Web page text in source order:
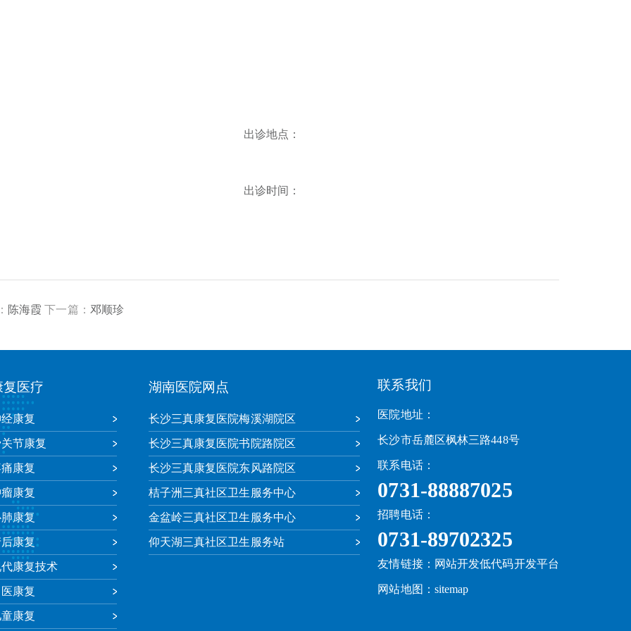
出诊地点：
出诊时间：
陈海霞 下一篇： 邓顺珍
复医疗
康复
节康复
康复
康复
康复
康复
康复技术
康复
康复
湖南医院网点
长沙三真康复医院梅溪湖院区
长沙三真康复医院书院路院区
长沙三真康复医院东风路院区
桔子洲三真社区卫生服务中心
金盆岭三真社区卫生服务中心
仰天湖三真社区卫生服务站
联系我们
医院地址：
长沙市岳麓区枫林三路448号
联系电话：
0731-88887025
招聘电话：
0731-89702325
友情链接： 网站开发低代码开发平台
网站地图： sitemap